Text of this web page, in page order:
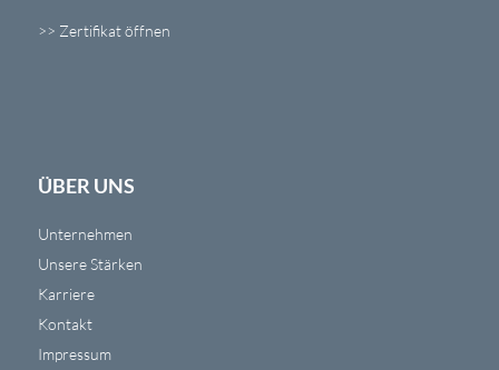
>> Zertifikat öffnen
ÜBER UNS
Unternehmen
Unsere Stärken
Karriere
Kontakt
Impressum